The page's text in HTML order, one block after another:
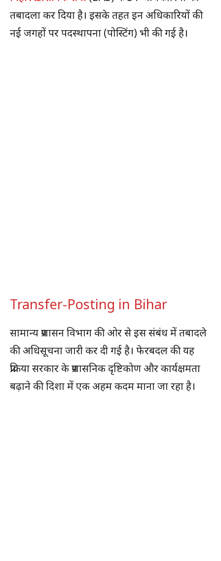
तबादला कर दिया है। इसके तहत इन अधिकारियों की
नई जगहों पर पदस्थापना (पोस्टिंग) भी की गई है।
Transfer-Posting in Bihar
सामान्य प्रशासन विभाग की ओर से इस संबंध में तबादले
की अधिसूचना जारी कर दी गई है। फेरबदल की यह
प्रक्रिया सरकार के प्रशासनिक दृष्टिकोण और कार्यक्षमता
बढ़ाने की दिशा में एक अहम कदम माना जा रहा है।